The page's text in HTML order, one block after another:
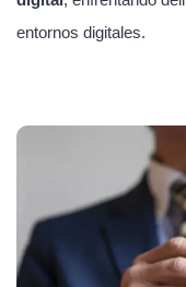
entornos digitales.